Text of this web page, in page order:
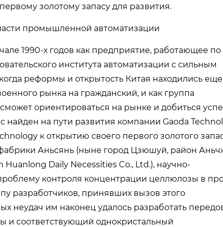
золотому запасу для развития.
промышленной автоматизации
1990-х годов как предприятие, работающее по
института автоматизации с сильным
реформы и открытость Китая находились
рынка на гражданский, и как группа
ориентироваться на рынке и добиться
на пути развития компании Gaoda
к открытию своего первого золотого
Аньсянь (ныне город Цзюшуй, район
Daily Necessities Co., Ltd.), научно-
контроля концентрации целлюлозы в
разработчиков, принявших вызов этого
неудач им наконец удалось разработать
и соответствующий однокристальный